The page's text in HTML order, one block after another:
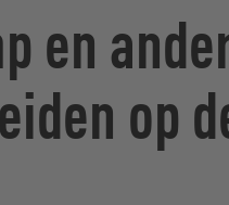
en
op